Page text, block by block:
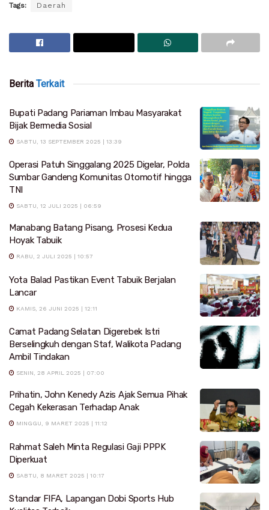
Tags: Daerah
Berita Terkait
Bupati Padang Pariaman Imbau Masyarakat
Bijak Bermedia Sosial
SABTU, 13 SEPTEMBER 2025 | 13:39
Operasi Patuh Singgalang 2025 Digelar, Polda
Sumbar Gandeng Komunitas Otomotif hingga
TNI
SABTU, 12 JULI 2025 | 06:59
Manabang Batang Pisang, Prosesi Kedua
Hoyak Tabuik
RABU, 2 JULI 2025 | 10:57
Yota Balad Pastikan Event Tabuik Berjalan
Lancar
KAMIS, 26 JUNI 2025 | 12:11
Camat Padang Selatan Digerebek Istri
Berselingkuh dengan Staf, Walikota Padang
Ambil Tindakan
SENIN, 28 APRIL 2025 | 07:00
Prihatin, John Kenedy Azis Ajak Semua Pihak
Cegah Kekerasan Terhadap Anak
MINGGU, 9 MARET 2025 | 11:12
Rahmat Saleh Minta Regulasi Gaji PPPK
Diperkuat
SABTU, 8 MARET 2025 | 10:17
Standar FIFA, Lapangan Dobi Sports Hub